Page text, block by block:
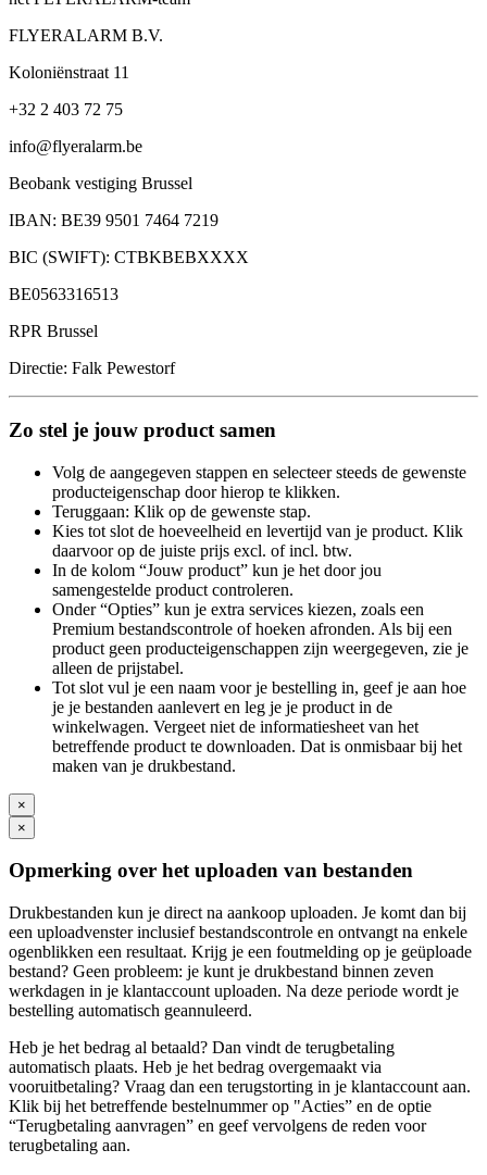
FLYERALARM B.V.
Koloniënstraat 11
+32 2 403 72 75
info@flyeralarm.be
Beobank vestiging Brussel
IBAN: BE39 9501 7464 7219
BIC (SWIFT): CTBKBEBXXXX
BE0563316513
RPR Brussel
Directie: Falk Pewestorf
Zo stel je jouw product samen
Volg de aangegeven stappen en selecteer steeds de gewenste
producteigenschap door hierop te klikken.
Teruggaan: Klik op de gewenste stap.
Kies tot slot de hoeveelheid en levertijd van je product. Klik
daarvoor op de juiste prijs excl. of incl. btw.
In de kolom “Jouw product” kun je het door jou
samengestelde product controleren.
Onder “Opties” kun je extra services kiezen, zoals een
Premium bestandscontrole of hoeken afronden. Als bij een
product geen producteigenschappen zijn weergegeven, zie je
alleen de prijstabel.
Tot slot vul je een naam voor je bestelling in, geef je aan hoe
je je bestanden aanlevert en leg je je product in de
winkelwagen. Vergeet niet de informatiesheet van het
betreffende product te downloaden. Dat is onmisbaar bij het
maken van je drukbestand.
×
×
Opmerking over het uploaden van bestanden
Drukbestanden kun je direct na aankoop uploaden. Je komt dan bij
een uploadvenster inclusief bestandscontrole en ontvangt na enkele
ogenblikken een resultaat. Krijg je een foutmelding op je geüploade
bestand? Geen probleem: je kunt je drukbestand binnen zeven
werkdagen in je klantaccount uploaden. Na deze periode wordt je
bestelling automatisch geannuleerd.
Heb je het bedrag al betaald? Dan vindt de terugbetaling
automatisch plaats. Heb je het bedrag overgemaakt via
vooruitbetaling? Vraag dan een terugstorting in je klantaccount aan.
Klik bij het betreffende bestelnummer op "Acties” en de optie
“Terugbetaling aanvragen” en geef vervolgens de reden voor
terugbetaling aan.